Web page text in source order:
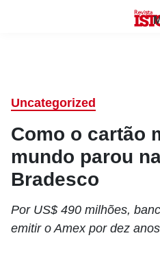
Uncategorized
Como o cartão
mundo parou
Bradesco
Por US$ 490 milhões,
emitir o Amex por dez anos